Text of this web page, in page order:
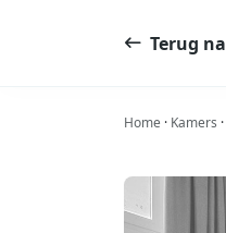
Terug
Home · Kamers ·